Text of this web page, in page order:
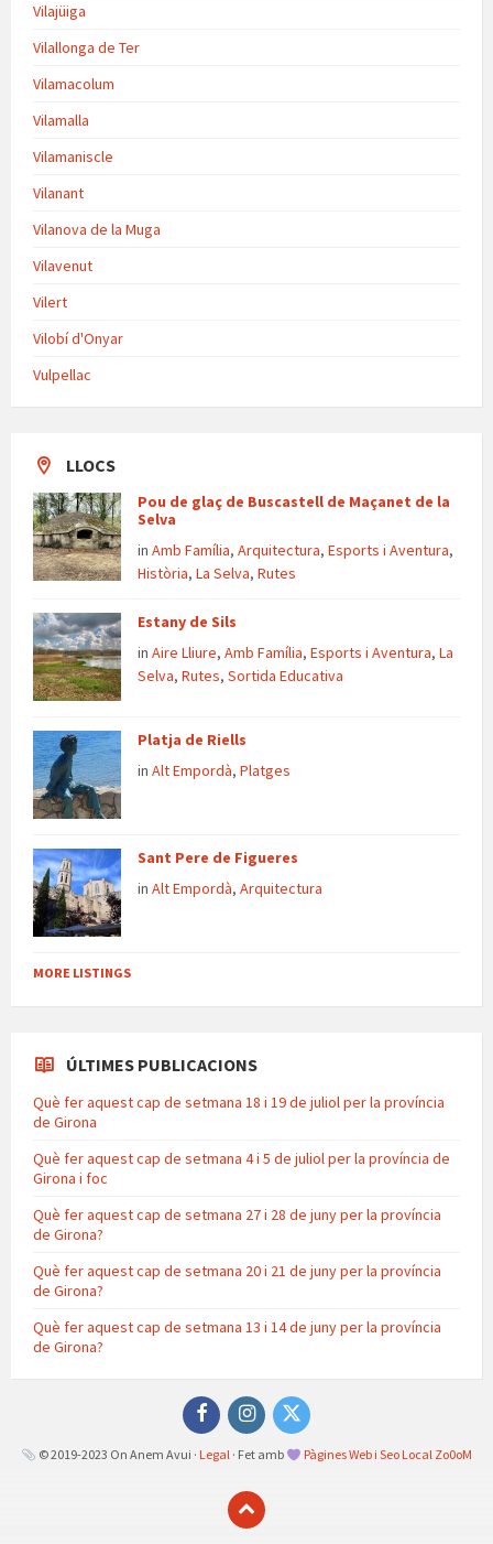
Vilajüiga
Vilallonga de Ter
Vilamacolum
Vilamalla
Vilamaniscle
Vilanant
Vilanova de la Muga
Vilavenut
Vilert
Vilobí d'Onyar
Vulpellac
LLOCS
Pou de glaç de Buscastell de Maçanet de la
Selva
in Amb Família, Arquitectura, Esports i Aventura,
Història, La Selva, Rutes
Estany de Sils
in Aire Lliure, Amb Família, Esports i Aventura, La
Selva, Rutes, Sortida Educativa
Platja de Riells
in Alt Empordà, Platges
Sant Pere de Figueres
in Alt Empordà, Arquitectura
MORE LISTINGS
ÚLTIMES PUBLICACIONS
Què fer aquest cap de setmana 18 i 19 de juliol per la província
de Girona
Què fer aquest cap de setmana 4 i 5 de juliol per la província de
Girona i foc
Què fer aquest cap de setmana 27 i 28 de juny per la província
de Girona?
Què fer aquest cap de setmana 20 i 21 de juny per la província
de Girona?
Què fer aquest cap de setmana 13 i 14 de juny per la província
de Girona?
FacebookInstagramTwitter
© 2019-2023 On Anem Avui · Legal · Fet amb Pàgines Web i Seo Local Zo0oM